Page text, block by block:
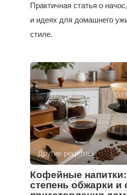
Практичная статья о
и идеях для домашнего
стиле.
Другие рецепты
Кофейные
степень обжарки и